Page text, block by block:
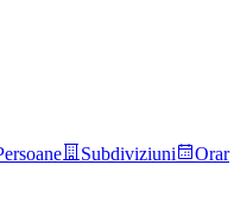
Subdiviziuni Orar